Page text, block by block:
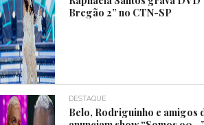
Bregão 2” no CTN-SP
DESTAQUE
Belo, Rodriguinho e amigos